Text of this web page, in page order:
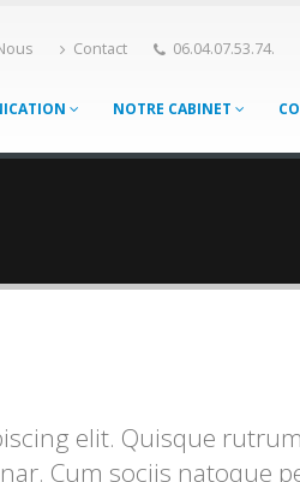
Contact 06.04.07.53.74.
NOTRE CABINET
elit. Quisque
Cum sociis natoque